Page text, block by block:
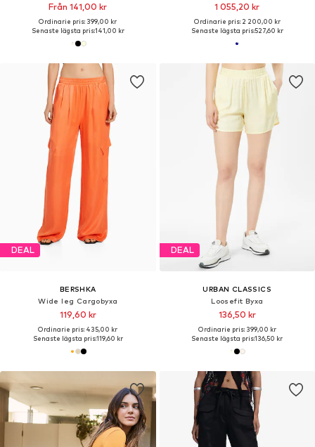
Från 141,00 kr
Ordinarie pris: 399,00 kr
Senaste lägsta pris:141,00 kr
1 055,20 kr
Ordinarie pris: 2 200,00 kr
Senaste lägsta pris:527,60 kr
DEAL
BERSHKA
Wide leg Cargobyxa
119,60 kr
Ordinarie pris: 435,00 kr
Senaste lägsta pris:119,60 kr
DEAL
URBAN CLASSICS
Loosefit Byxa
136,50 kr
Ordinarie pris: 399,00 kr
Senaste lägsta pris:136,50 kr